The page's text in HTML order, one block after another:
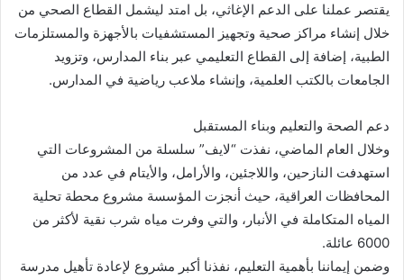
يقتصر عملنا على الدعم الإغاثي، بل امتد ليشمل القطاع الصحي من
خلال إنشاء مراكز صحية وتجهيز المستشفيات بالأجهزة والمستلزمات
الطبية، إضافة إلى القطاع التعليمي عبر بناء المدارس، وتزويد
الجامعات بالكتب العلمية، وإنشاء ملاعب رياضية في المدارس.
دعم الصحة والتعليم وبناء المستقبل
وخلال العام الماضي، نفذت “لايف” سلسلة من المشروعات التي
استهدفت النازحين، واللاجئين، والأرامل، والأيتام في عدد من
المحافظات العراقية، حيث أنجزت المؤسسة مشروع محطة تحلية
المياه المتكاملة في الأنبار، والتي وفرت مياه شرب نقية لأكثر من
6000 عائلة.
وضمن إيماننا بأهمية التعليم، نفذنا أكبر مشروع لإعادة تأهيل مدرسة